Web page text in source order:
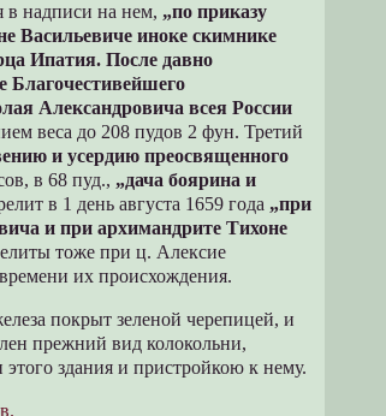
в надписи на нем, „по приказу
Васильевиче иноке скимнике
Ипатия. После давно
Благочестивейшего
Александровича всея России
веса до 208 пудов 2 фун. Третий
и усердию преосвященного
в 68 пуд., „дача боярина и
в 1 день августа 1659 года „при
и при архимандрите Тихоне
тоже при ц. Алексие
их происхождения.
покрыт зеленой черепицей, и
прежний вид колокольни,
здания и пристройкою к нему.